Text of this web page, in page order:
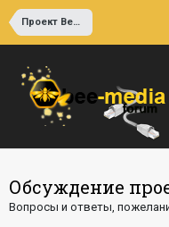
Проект Bee-Media.Ru
Обсуждение
Вопросы и ответы,